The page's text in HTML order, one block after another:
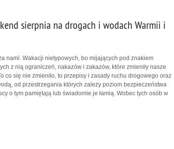
sierpnia na drogach i wodach Warmii i
nami. Wakacji nietypowych, bo mijających pod znakiem
z nią ograniczeń, nakazów i zakazów, które zmieniły nasze
co się nie zmieniło, to przepisy i zasady ruchu drogowego oraz
od przestrzegania których zależy poziom bezpieczeństwa
o tym pamiętają lub świadomie je łamią. Wobec tych osób w